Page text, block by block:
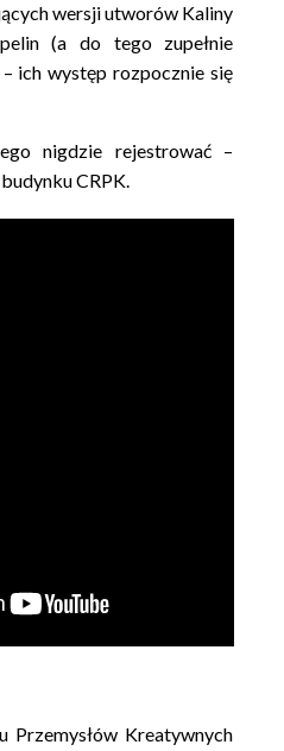
wersji utworów Kaliny
(a do tego zupełnie
ich występ rozpocznie się
nigdzie rejestrować –
CRPK.
Przemysłów Kreatywnych